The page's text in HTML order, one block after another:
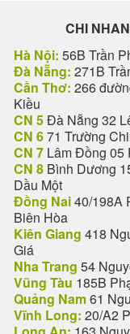
CHI
Hà Nội: 56B Trần
Đà Nẵng: 271B
Cần Thơ: 266
Kiều
CN 5Đà Nẵng 32
CN 671 Trường
CN 7 Lâm Đồng 05
CN 8 Bình Dương
Dầu Một
Đồng Nai40/198A
Biên Hòa
Kiên Giang 418
Giá
Nha Trang 54
Vũng Tàu 185B
Quảng Nam61
Vĩnh Long: 20/A2